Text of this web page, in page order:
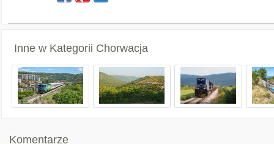
Inne w Kategorii Chorwacja
Komentarze